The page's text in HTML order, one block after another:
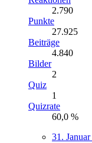
2.790
Punkte
27.925
Beiträge
4.840
Bilder
2
Quiz
1
Quizrate
60,0 %
31.